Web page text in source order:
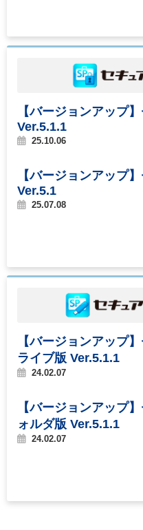
【バージョンアップ
Ver.5.1.1
25.10.06
【バージョンアップ
Ver.5.1
25.07.08
【バージョンアップ
ライブ版 Ver.5.1.1
24.02.07
【バージョンアップ
ォルダ版 Ver.5.1.1
24.02.07